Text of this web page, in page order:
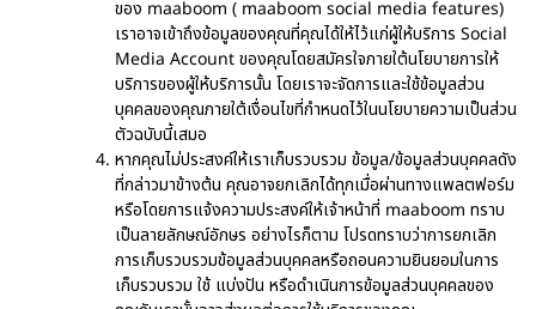
ของ maaboom ( maaboom social media features)
เราอาจเข้าถึงข้อมูลของคุณที่คุณได้ให้ไว้แก่ผู้ให้บริการ Social
Media Account ของคุณโดยสมัครใจภายใต้นโยบายการให้
บริการของผู้ให้บริการนั้น โดยเราจะจัดการและใช้ข้อมูลส่วน
บุคคลของคุณภายใต้เงื่อนไขที่กำหนดไว้ในนโยบายความเป็นส่วน
ตัวฉบับนี้เสมอ
หากคุณไม่ประสงค์ให้เราเก็บรวบรวม ข้อมูล/ข้อมูลส่วนบุคคลดัง
ที่กล่าวมาข้างต้น คุณอาจยกเลิกได้ทุกเมื่อผ่านทางแพลตฟอร์ม
หรือโดยการแจ้งความประสงค์ให้เจ้าหน้าที่ maaboom ทราบ
เป็นลายลักษณ์อักษร อย่างไรก็ตาม โปรดทราบว่าการยกเลิก
การเก็บรวบรวมข้อมูลส่วนบุคคลหรือถอนความยินยอมในการ
เก็บรวบรวม ใช้ แบ่งปัน หรือดำเนินการข้อมูลส่วนบุคคลของ